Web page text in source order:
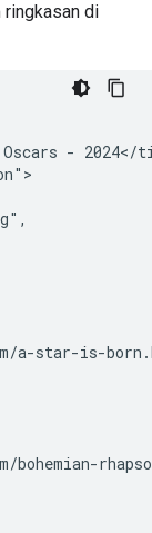
ringkasan di
- 2024</
a-star-is-
bohemian-